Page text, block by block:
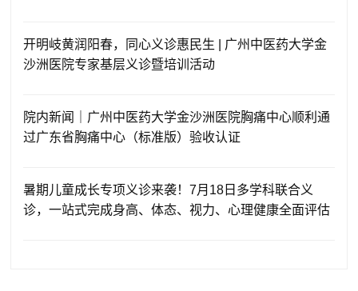
开明岐黄润阳春，同心义诊惠民生 | 广州中医药大学金
沙洲医院专家基层义诊暨培训活动
院内新闻｜广州中医药大学金沙洲医院胸痛中心顺利通
过广东省胸痛中心（标准版）验收认证
暑期儿童成长专项义诊来袭！7月18日多学科联合义
诊，一站式完成身高、体态、视力、心理健康全面评估